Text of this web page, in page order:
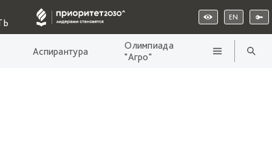
EN
Аспирантура
Олимпиада
"Агро"